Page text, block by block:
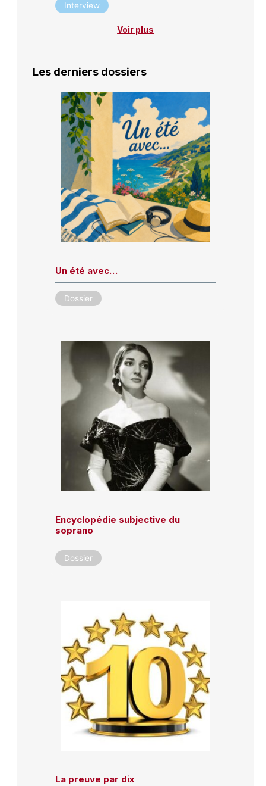
Interview
Voir plus
Les derniers dossiers
Un été avec…
Dossier
Encyclopédie subjective du
soprano
Dossier
La preuve par dix